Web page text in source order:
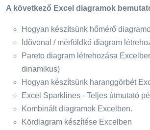
A következő Excel diagramok
Hogyan készítsünk hőmérő
Idővonal / mérföldkő diagram
Pareto diagram létrehozása
dinamikus)
Hogyan készítsünk haranggörbét
Excel Sparklines - Teljes útmutató
Kombinált diagramok Excelben.
Kördiagram készítése Excelben